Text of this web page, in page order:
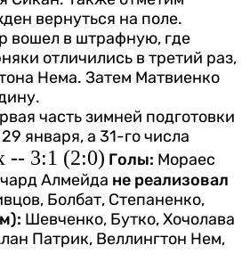
вернуться на поле.
вошел в штрафную, где
отличились в третий раз,
Нема. Затем Матвиенко
часть зимней подготовки
января, а 31-го числа
-- 3:1 (2:0) Голы: Мораес
Алмейда не реализовал
Болбат, Степаненко,
Шевченко, Бутко, Хочолава
Патрик, Веллингтон Нем,